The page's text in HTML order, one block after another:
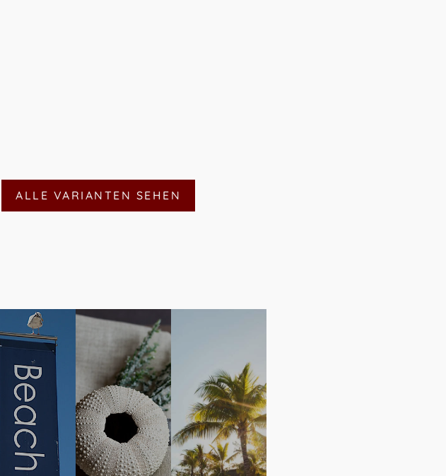
ALLE VARIANTEN SEHEN